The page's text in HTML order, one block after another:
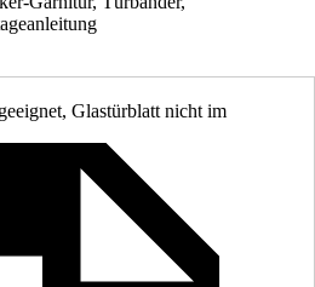
Glastürblatt nicht im